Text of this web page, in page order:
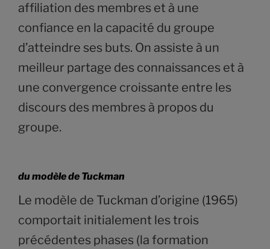
affiliation des membres et à une
confiance en la capacité du groupe
d’atteindre ses buts. On assiste à un
meilleur partage des connaissances et à
une convergence croissante entre les
discours des membres à propos du
groupe.
du modèle de Tuckman
Le modèle de Tuckman d’origine (1965)
comportait initialement les trois
précédentes phases (la formation